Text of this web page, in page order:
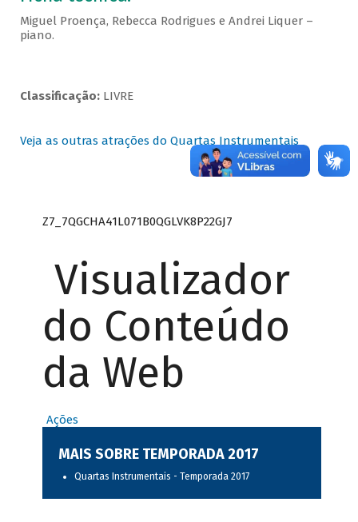
Miguel Proença, Rebecca Rodrigues e Andrei Liquer –
piano.
Classificação:LIVRE
Veja as outras atrações do Quartas Instrumentais
Z7_7QGCHA41L071B0QGLVK8P22GJ7
Visualizador
do Conteúdo
da Web
Ações
MAIS SOBRE TEMPORADA 2017
Quartas Instrumentais - Temporada 2017